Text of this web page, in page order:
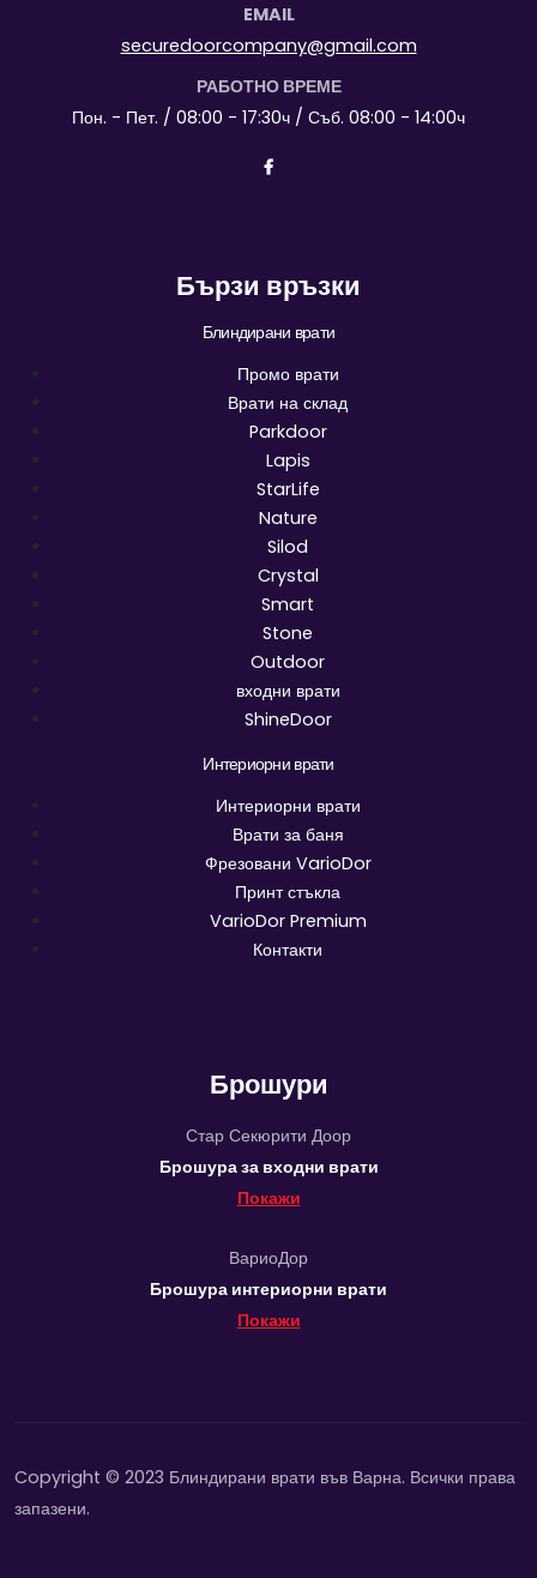
EMAIL
securedoorcompany@gmail.com
РАБОТНО ВРЕМЕ
Пон. - Пет. / 08:00 - 17:30ч / Съб. 08:00 - 14:00ч
Бързи връзки
Блиндирани врати
Промо врати
Врати на склад
Parkdoor
Lapis
StarLife
Nature
Silod
Crystal
Smart
Stone
Outdoor
входни врати
ShineDoor
Интериорни врати
Интериорни врати
Врати за баня
Фрезовани VarioDor
Принт стъкла
VarioDor Premium
Контакти
Брошури
Стар Секюрити Доор
Брошура за входни врати
Покажи
ВариоДор
Брошура интериорни врати
Покажи
Copyright © 2023 Блиндирани врати във Варна. Всички права
запазени.